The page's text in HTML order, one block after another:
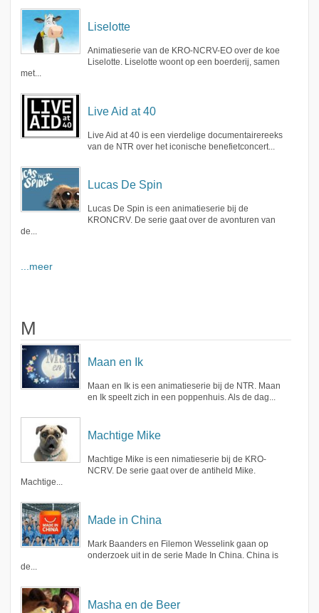
Liselotte
Animatieserie van de KRO-NCRV-EO over de koe
Liselotte. Liselotte woont op een boerderij, samen
met...
Live Aid at 40
Live Aid at 40 is een vierdelige documentairereeks
van de NTR over het iconische benefietconcert...
Lucas De Spin
Lucas De Spin is een animatieserie bij de
KRONCRV. De serie gaat over de avonturen van
de...
...meer
M
Maan en Ik
Maan en Ik is een animatieserie bij de NTR. Maan
en Ik speelt zich in een poppenhuis. Als de dag...
Machtige Mike
Machtige Mike is een nimatieserie bij de KRO-
NCRV. De serie gaat over de antiheld Mike.
Machtige...
Made in China
Mark Baanders en Filemon Wesselink gaan op
onderzoek uit in de serie Made In China. China is
de...
Masha en de Beer